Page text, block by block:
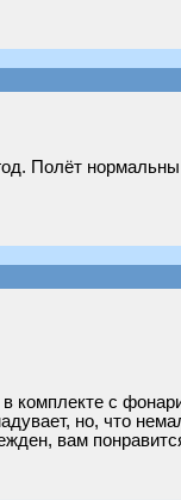
Полёт
комплекте с
но, что
вам